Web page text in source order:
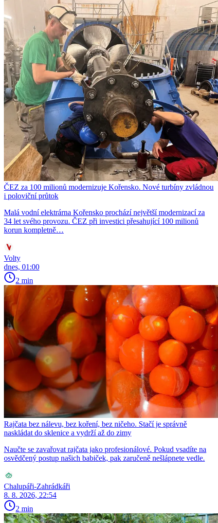
ČEZ za 100 milionů modernizuje Kořensko. Nové turbíny zvládnou
i poloviční průtok
Malá vodní elektrárna Kořensko prochází největší modernizací za
34 let svého provozu. ČEZ při investici přesahující 100 milionů
korun kompletně…
Volty
dnes, 01:00
2 min
Rajčata bez nálevu, bez koření, bez ničeho. Stačí je správně
naskládat do sklenice a vydrží až do zimy
Naučte se zavařovat rajčata jako profesionálové. Pokud vsadíte na
osvědčený postup našich babiček, pak zaručeně nešlápnete vedle.
Chalupáři-Zahrádkáři
8. 8. 2026, 22:54
2 min